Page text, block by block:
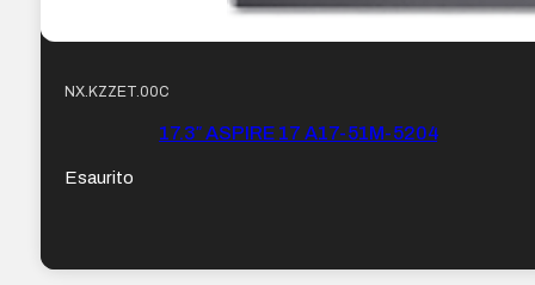
NX.KZZET.00C
17.3″ ASPIRE 17 A17-51M-5204
Esaurito